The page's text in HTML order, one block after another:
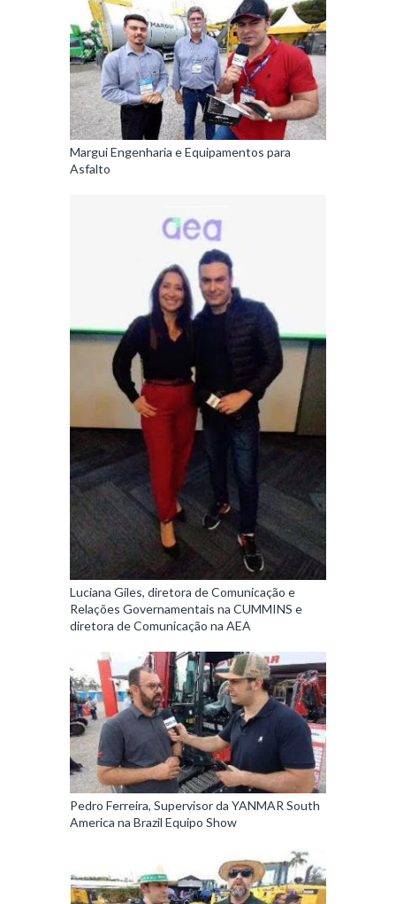
Margui Engenharia e Equipamentos para
Asfalto
Luciana Giles, diretora de Comunicação e
Relações Governamentais na CUMMINS e
diretora de Comunicação na AEA
Pedro Ferreira, Supervisor da YANMAR South
America na Brazil Equipo Show